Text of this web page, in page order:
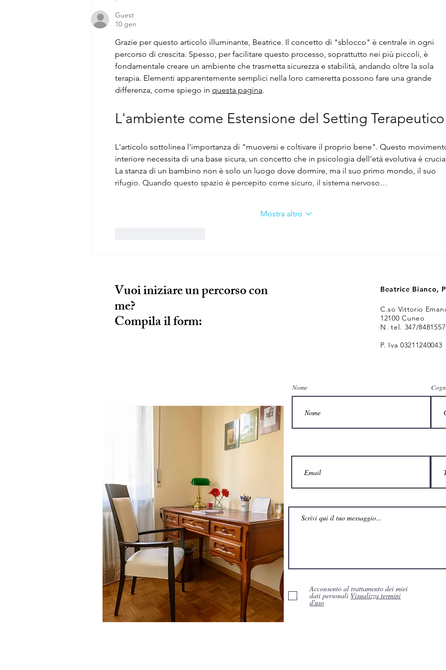
interiore?
Guest
10 gen
Grazie per questo articolo illuminante, Beatrice. Il concetto di "sblocco" è centrale in ogni
percorso di crescita. Spesso, per facilitare questo processo, soprattutto nei più piccoli, è
fondamentale creare un ambiente che trasmetta sicurezza e stabilità, andando oltre la sola
terapia. Elementi apparentemente semplici nella loro cameretta possono fare una grande
differenza, come spiego in questa pagina.
L'ambiente come Estensione del Setting Terapeutico
L'articolo sottolinea l'importanza di "muoversi e coltivare il proprio bene". Questo
interiore necessita di una base sicura, un concetto che in psicologia dell'età evolutiva è
La stanza di un bambino non è solo un luogo dove dormire, ma il suo primo mondo, il suo
rifugio. Quando questo spazio è percepito come sicuro, il sistema nervoso…
Mostra altro
Vuoi iniziare un percorso con
me?
Compila il form:
Beatrice Bianco,
C.so Vittorio
12100 Cuneo
N. tel. 347/8481557
P. Iva 03211240043
Nome
Acconsento al trattamento dei miei
dati personali Visualizza termini
d'uso